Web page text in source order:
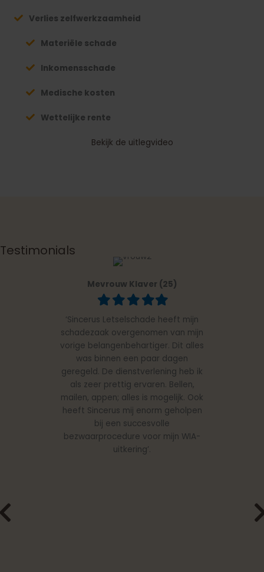
Verlies zelfwerkzaamheid
Materiële schade
Inkomensschade
Medische kosten
Wettelijke rente
Bekijk de uitlegvideo
Testimonials
Mevrouw Klaver (25)
FilledFilledFilledFilledFilled
‘Sincerus Letselschade heeft mijn
schadezaak overgenomen van mijn
vorige belangenbehartiger. Dit alles
was binnen een paar dagen
geregeld. De dienstverlening heb ik
als zeer prettig ervaren. Bellen,
mailen, appen; alles is mogelijk. Ook
heeft Sincerus mij enorm geholpen
bij een succesvolle
bezwaarprocedure voor mijn WIA-
uitkering’.